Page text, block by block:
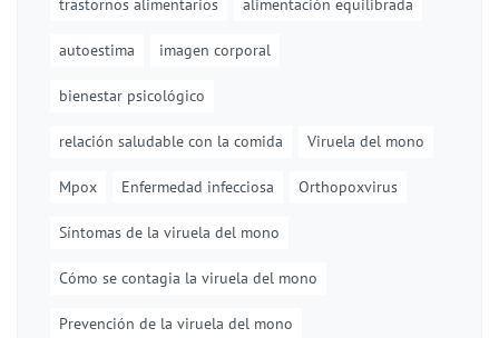
trastornos alimentarios alimentación equilibrada
autoestima imagen corporal
bienestar psicológico
relación saludable con la comida Viruela del mono
Mpox Enfermedad infecciosa Orthopoxvirus
Síntomas de la viruela del mono
Cómo se contagia la viruela del mono
Prevención de la viruela del mono